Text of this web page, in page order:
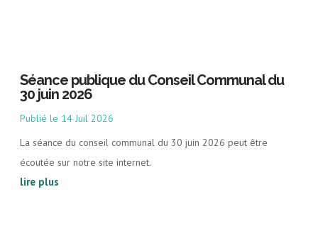
Séance publique du Conseil Communal du
30 juin 2026
14 Juil 2026
La séance du conseil communal du 30 juin 2026 peut être
écoutée sur notre site internet.
lire plus